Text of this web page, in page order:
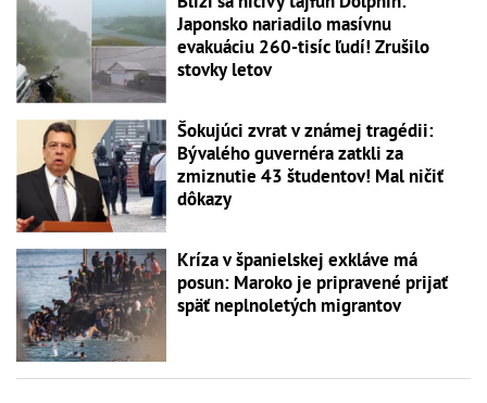
Japonsko nariadilo masívnu
evakuáciu 260-tisíc ľudí! Zrušilo
stovky letov
Šokujúci zvrat v známej tragédii:
Bývalého guvernéra zatkli za
zmiznutie 43 študentov! Mal ničiť
dôkazy
Kríza v španielskej exkláve má
posun: Maroko je pripravené prijať
späť neplnoletých migrantov